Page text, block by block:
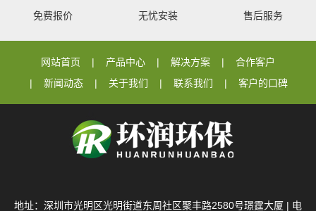
免费报价 无忧安装 售后服务
网站首页 产品中心 解决方案
合作客户
新闻动态
关于我们 联系我们 客户的口碑
地址：深圳市光明区光明街道东周社区聚丰路2580号璟霆大厦 | 电